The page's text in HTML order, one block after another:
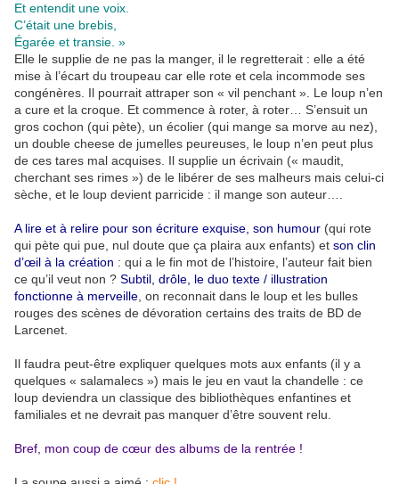
Et entendit une voix.
C’était une brebis,
Égarée et transie. »
Elle le supplie de ne pas la manger, il le regretterait : elle a été
mise à l’écart du troupeau car elle rote et cela incommode ses
congénères. Il pourrait attraper son « vil penchant ». Le loup n’en
a cure et la croque. Et commence à roter, à roter… S’ensuit un
gros cochon (qui pète), un écolier (qui mange sa morve au nez),
un double cheese de jumelles peureuses, le loup n’en peut plus
de ces tares mal acquises. Il supplie un écrivain (« maudit,
cherchant ses rimes ») de le libérer de ses malheurs mais celui-ci
sèche, et le loup devient parricide : il mange son auteur….
A lire et à relire pour son écriture exquise, son humour (qui rote
qui pète qui pue, nul doute que ça plaira aux enfants) et son clin
d’œil à la création : qui a le fin mot de l’histoire, l’auteur fait bien
ce qu’il veut non ? Subtil, drôle, le duo texte / illustration
fonctionne à merveille , on reconnait dans le loup et les bulles
rouges des scènes de dévoration certains des traits de BD de
Larcenet.
Il faudra peut-être expliquer quelques mots aux enfants (il y a
quelques « salamalecs ») mais le jeu en vaut la chandelle : ce
loup deviendra un classique des bibliothèques enfantines et
familiales et ne devrait pas manquer d’être souvent relu.
Bref, mon coup de cœur des albums de la rentrée !